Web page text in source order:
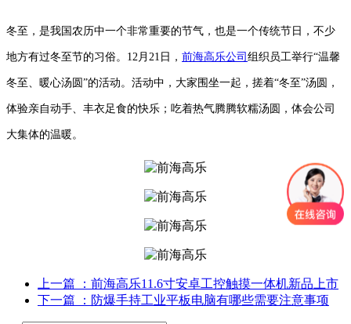
冬至，是我国农历中一个非常重要的节气，也是一个传统节日，不少
地方有过冬至节的习俗。12月21日， 前海高乐公司 组织员工举行“温馨
冬至、暖心汤圆”的活动。活动中，大家围坐一起，搓着“冬至”汤圆，
体验亲自动手、丰衣足食的快乐；吃着热气腾腾软糯汤圆，体会公司
大集体的温暖。
上一篇
：前海高乐11.6寸安卓工控触摸一体机新品上市
下一篇
：防爆手持工业平板电脑有哪些需要注意事项